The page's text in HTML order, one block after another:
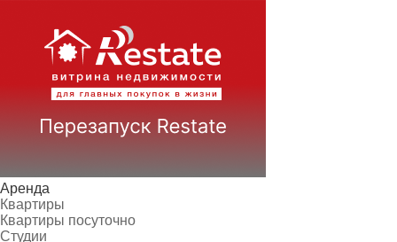
Аренда
Квартиры
Квартиры посуточно
Студии